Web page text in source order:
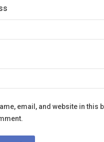
email, and website in this